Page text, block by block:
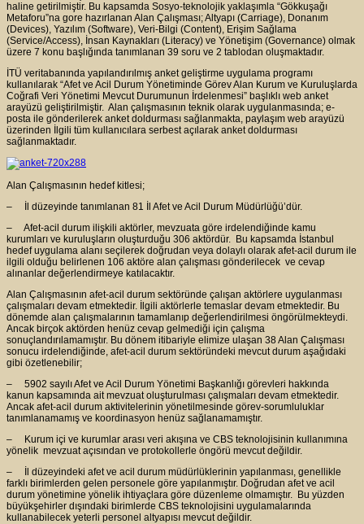
haline getirilmiştir. Bu kapsamda Sosyo-teknolojik yaklaşımla “Gökkuşağı
Metaforu”na gore hazırlanan Alan Çalışması; Altyapı (Carriage), Donanım
(Devices), Yazılım (Software), Veri-Bilgi (Content), Erişim Sağlama
(Service/Access), İnsan Kaynakları (Literacy) ve Yönetişim (Governance) olmak
üzere 7 konu başlığında tanımlanan 39 soru ve 2 tablodan oluşmaktadır.
İTÜ veritabanında yapılandırılmış anket geliştirme uygulama programı
kullanılarak “Afet ve Acil Durum Yönetiminde Görev Alan Kurum ve Kuruluşlarda
Coğrafi Veri Yönetimi Mevcut Durumunun İrdelenmesi” başlıklı web anket
arayüzü geliştirilmiştir. Alan çalışmasının teknik olarak uygulanmasında; e-
posta ile gönderilerek anket doldurması sağlanmakta, paylaşım web arayüzü
üzerinden İlgili tüm kullanıcılara serbest açılarak anket doldurması
sağlanmaktadır.
Alan Çalışmasının hedef kitlesi;
– İl düzeyinde tanımlanan 81 İl Afet ve Acil Durum Müdürlüğü’dür.
– Afet-acil durum ilişkili aktörler, mevzuata göre irdelendiğinde kamu
kurumları ve kuruluşların oluşturduğu 306 aktördür. Bu kapsamda İstanbul
hedef uygulama alanı seçilerek doğrudan veya dolaylı olarak afet-acil durum ile
ilgili olduğu belirlenen 106 aktöre alan çalışması gönderilecek ve cevap
alınanlar değerlendirmeye katılacaktır.
Alan Çalışmasının afet-acil durum sektöründe çalışan aktörlere uygulanması
çalışmaları devam etmektedir. İlgili aktörlerle temaslar devam etmektedir. Bu
dönemde alan çalışmalarının tamamlanıp değerlendirilmesi öngörülmekteydi.
Ancak birçok aktörden henüz cevap gelmediği için çalışma
sonuçlandırılamamıştır. Bu dönem itibariyle elimize ulaşan 38 Alan Çalışması
sonucu irdelendiğinde, afet-acil durum sektöründeki mevcut durum aşağıdaki
gibi özetlenebilir;
– 5902 sayılı Afet ve Acil Durum Yönetimi Başkanlığı görevleri hakkında
kanun kapsamında ait mevzuat oluşturulması çalışmaları devam etmektedir.
Ancak afet-acil durum aktivitelerinin yönetilmesinde görev-sorumluluklar
tanımlanamamış ve koordinasyon henüz sağlanamamıştır.
– Kurum içi ve kurumlar arası veri akışına ve CBS teknolojisinin kullanımına
yönelik mevzuat açısından ve protokollerle öngörü mevcut değildir.
– İl düzeyindeki afet ve acil durum müdürlüklerinin yapılanması, genellikle
farklı birimlerden gelen personele göre yapılanmıştır. Doğrudan afet ve acil
durum yönetimine yönelik ihtiyaçlara göre düzenleme olmamıştır. Bu yüzden
büyükşehirler dışındaki birimlerde CBS teknolojisini uygulamalarında
kullanabilecek yeterli personel altyapısı mevcut değildir.